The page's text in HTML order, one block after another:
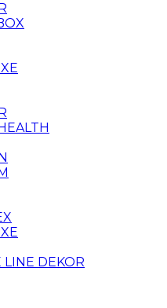
LINE DEKOR